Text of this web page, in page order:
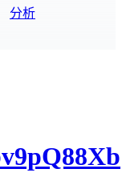
分析